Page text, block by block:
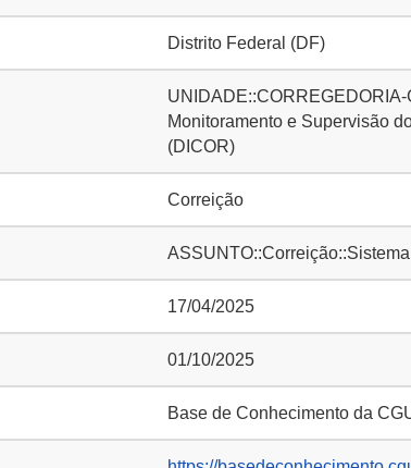
Distrito Federal (DF)
Monitoramento e Supervisão
(DICOR)
Correição
17/04/2025
01/10/2025
Base de Conhecimento da